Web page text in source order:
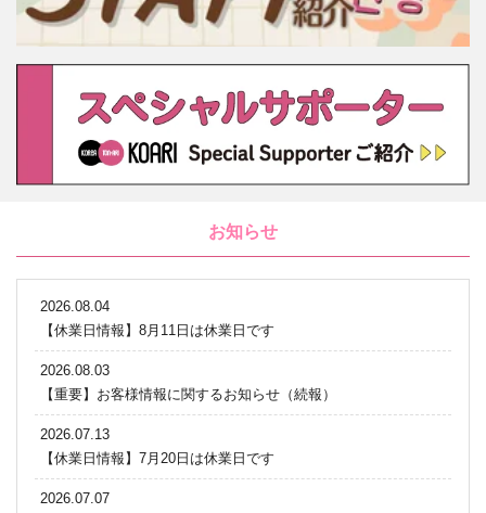
お知らせ
2026.08.04
【休業日情報】8月11日は休業日です
2026.08.03
【重要】お客様情報に関するお知らせ（続報）
2026.07.13
【休業日情報】7月20日は休業日です
2026.07.07